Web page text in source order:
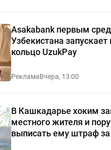
Asakabank первым
Узбекистана
кольцо UzukPay
РекламаВчера, 13:00
В Кашкадарье хоким
местного жителя и
выписать ему штраф за
чистоты — видео